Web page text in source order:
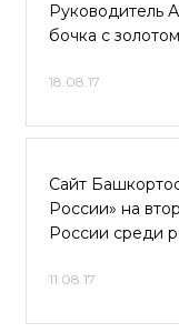
Руководитель
бочка с золотом
18.08.17
Сайт
России» на
России среди
11.08.17